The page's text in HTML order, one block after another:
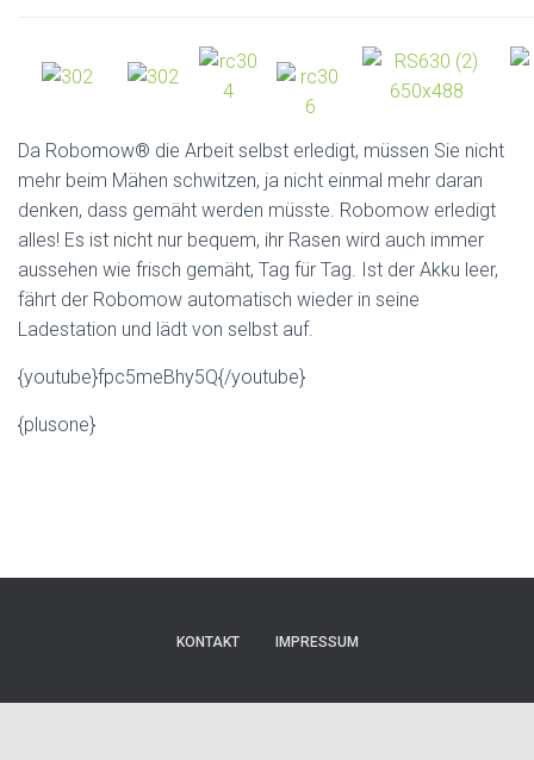
Da Robomow® die Arbeit selbst erledigt, müssen Sie nicht
mehr beim Mähen schwitzen, ja nicht einmal mehr daran
denken, dass gemäht werden müsste. Robomow erledigt
alles! Es ist nicht nur bequem, ihr Rasen wird auch immer
aussehen wie frisch gemäht, Tag für Tag. Ist der Akku leer,
fährt der Robomow automatisch wieder in seine
Ladestation und lädt von selbst auf.
{youtube}fpc5meBhy5Q{/youtube}
{plusone}
KONTAKT IMPRESSUM